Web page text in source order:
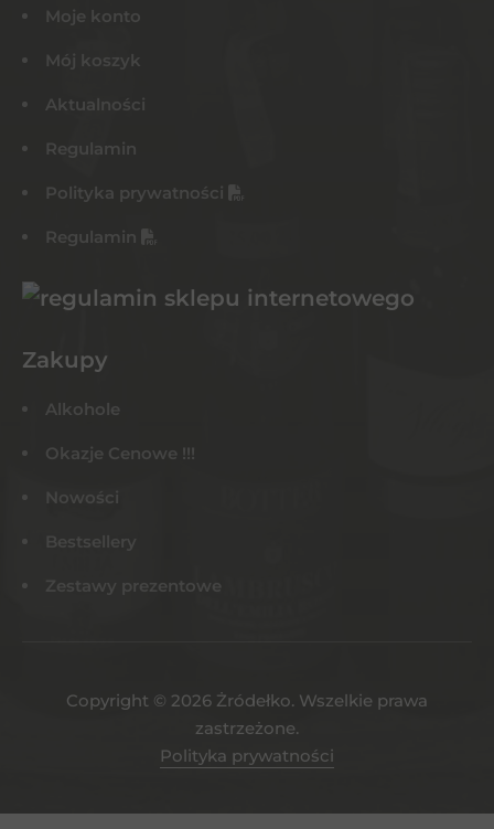
Moje konto
Mój koszyk
Aktualności
Regulamin
Polityka prywatności
Regulamin
Zakupy
Alkohole
Okazje Cenowe !!!
Nowości
Bestsellery
Zestawy prezentowe
Copyright © 2026 Żródełko. Wszelkie prawa
zastrzeżone.
Polityka prywatności